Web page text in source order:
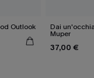
Outlook Dai
Muper
37,00 €